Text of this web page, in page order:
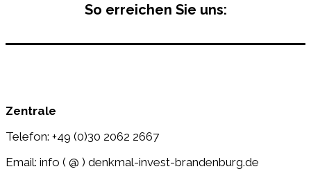
So erreichen Sie uns:
Zentrale
Telefon: +49 (0)30 2062 2667
Email: info ( @ ) denkmal-invest-brandenburg.de